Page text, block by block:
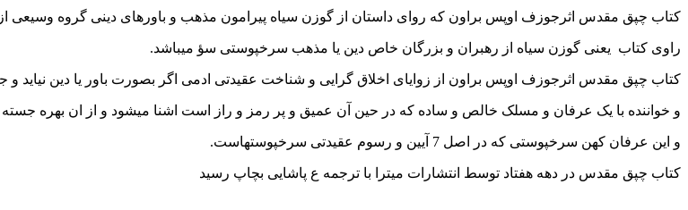
کتاب چپق مقدس اثرجوزف اوپس براون که روای داستان از گوزن سیاه پیرامون مذهب و باورهای دینی گروه
راوی کتاب یعنی گوزن سیاه از رهبران و بزرگان خاص دین یا مذهب سرخپوستی سؤ میباشد.
کتاب چپق مقدس اثرجوزف اوپس براون از زوایای اخلاق گرایی و شناخت عقیدتی ادمی اگر بصورت باور یا دین نیاید
و خواننده با یک عرفان و مسلک خالص و ساده که در حین آن عمیق و پر رمز و راز است اشنا میشود و از ان بهره جسته
و این عرفان کهن سرخپوستی که در اصل 7 آیین و رسوم عقیدتی سرخپوستهاست.
کتاب چپق مقدس در دهه هفتاد توسط انتشارات میترا با ترجمه ع پاشایی بچاپ رسید